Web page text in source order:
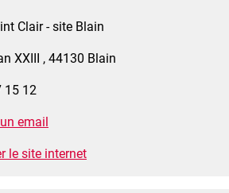
Clair - site Blain
XXIII , 44130 Blain
15 12
email
le site internet